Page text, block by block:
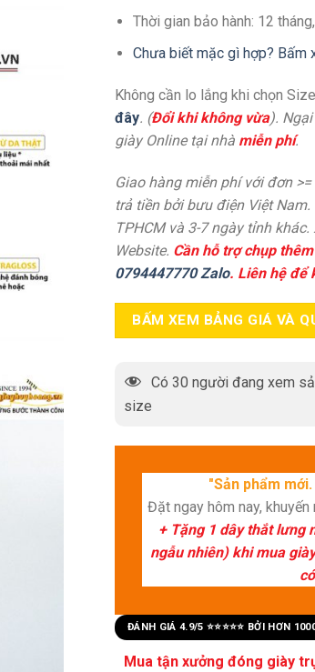
Thời gian bảo hành: 12
Chưa biết mặc gì hợp? Bấm
Không cần lo lắng khi chọn
đây. (Đổi khi không vừa).
giày Online tại nhà miễn phí.
Giao hàng miễn phí với đơn
trả tiền bởi bưu điện Việt
TPHCM và 3-7 ngày tỉnh
Website. Cần hỗ trợ chụp
0794447770 Zalo. Liên hệ để
BẤM XEM BẢNG GIÁ VÀ
Có 30 người đang xem
size
"Sản phẩm
Đặt ngay hôm nay,
+ Tặng 1 dây thắt lưng
ngẫu nhiên) khi mua
ĐÁNH GIÁ 4.9/5 ⭐⭐⭐⭐⭐ BỞI HƠN
Mua tận xưởng đóng giày